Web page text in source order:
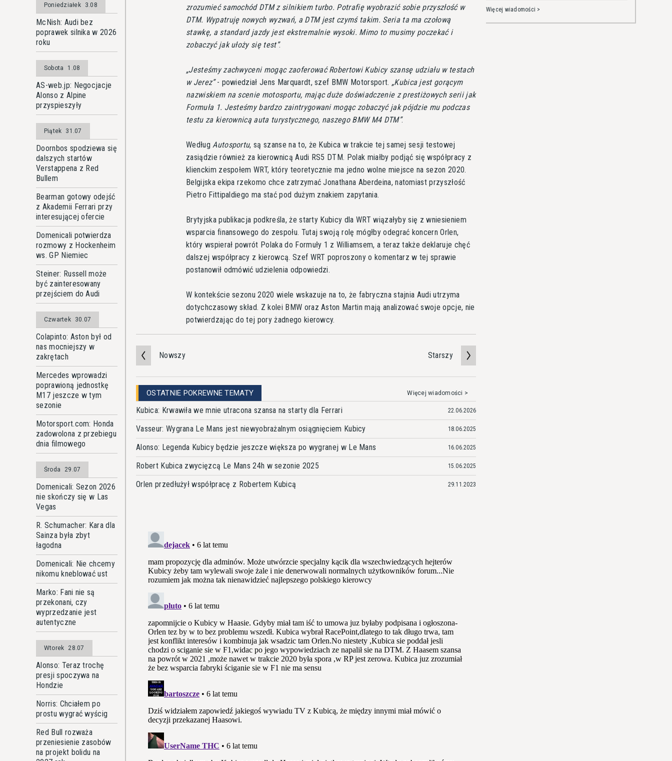
Poniedziałek 3.08
McNish: Audi bez
poprawek silnika w 2026
roku
Sobota 1.08
AS-web.jp: Negocjacje
Alonso z Alpine
przyspieszyły
Piątek 31.07
Doornbos spodziewa się
dalszych startów
Verstappena z Red
Bullem
Bearman gotowy odejść
z Akademii Ferrari przy
interesującej ofercie
Domenicali potwierdza
rozmowy z Hockenheim
ws. GP Niemiec
Steiner: Russell może
być zainteresowany
przejściem do Audi
Czwartek 30.07
Colapinto: Aston był od
nas mocniejszy w
zakrętach
Mercedes wprowadzi
poprawioną jednostkę
M17 jeszcze w tym
sezonie
Motorsport.com: Honda
zadowolona z przebiegu
dnia filmowego
Środa 29.07
Domenicali: Sezon 2026
nie skończy się w Las
Vegas
R. Schumacher: Kara dla
Sainza była zbyt
łagodna
Domenicali: Nie chcemy
nikomu kneblować ust
Marko: Fani nie są
przekonani, czy
wyprzedzanie jest
autentyczne
Wtorek 28.07
Alonso: Teraz trochę
presji spoczywa na
Hondzie
Norris: Chciałem po
prostu wygrać wyścig
Red Bull rozważa
przeniesienie zasobów
na projekt bolidu na
zrozumieć samochód DTM z silnikiem turbo. Potrafię wyobrazić sobie przyszłość w
DTM. Wypatruję nowych wyzwań, a DTM jest czymś takim. Seria ta ma czołową
stawkę, a standard jazdy jest ekstremalnie wysoki. Mimo to musimy poczekać i
zobaczyć jak ułoży się test .
Jesteśmy zachwyceni mogąc zaoferować Robertowi Kubicy szansę udziału w testach
w Jerez - powiedział Jens Marquardt, szef BMW Motorsport.
Kubica jest gorącym
nazwiskiem na scenie motosportu, mając duże doświadczenie z prestiżowych serii jak
Formuła 1. Jesteśmy bardzo zaintrygowani mogąc zobaczyć jak pójdzie mu podczas
testu za kierownicą auta turystycznego, naszego BMW M4 DTM .
WedługAutosportu, są szanse na to, że Kubica w trakcie tej samej sesji testowej
zasiądzie również za kierownicą Audi RS5 DTM. Polak miałby podjąć się współpracy z
klienckim zespołem WRT, który teoretycznie ma jedno wolne miejsce na sezon 2020.
Belgijska ekipa rzekomo chce zatrzymać Jonathana Aberdeina, natomiast przyszłość
Pietro Fittipaldiego ma stać pod dużym znakiem zapytania.
Brytyjska publikacja podkreśla, że starty Kubicy dla WRT wiązałyby się z wniesieniem
wsparcia finansowego do zespołu. Tutaj swoją rolę mógłby odegrać koncern Orlen,
który wspierał powrót Polaka do Formuły 1 z Williamsem, a teraz także deklaruje chęć
dalszej współpracy z kierowcą. Szef WRT poproszony o komentarz w tej sprawie
postanowił odmówić udzielenia odpowiedzi.
W kontekście sezonu 2020 wiele wskazuje na to, że fabryczna stajnia Audi utrzyma
dotychczasowy skład. Z kolei BMW oraz Aston Martin mają analizować swoje opcje, nie
potwierdzając do tej pory żadnego kierowcy.
Nowszy Starszy
OSTATNIE POKREWNE TEMATY Więcej wiadomości >
Kubica: Krwawiła we mnie utracona szansa na starty dla Ferrari 22.06.2026
Vasseur: Wygrana Le Mans jest niewyobrażalnym osiągnięciem Kubicy 18.06.2025
Alonso: Legenda Kubicy będzie jeszcze większa po wygranej w Le Mans 16.06.2025
Robert Kubica zwycięzcą Le Mans 24h w sezonie 2025 15.06.2025
Orlen przedłużył współpracę z Robertem Kubicą 29.11.2023
Więcej wiadomości >